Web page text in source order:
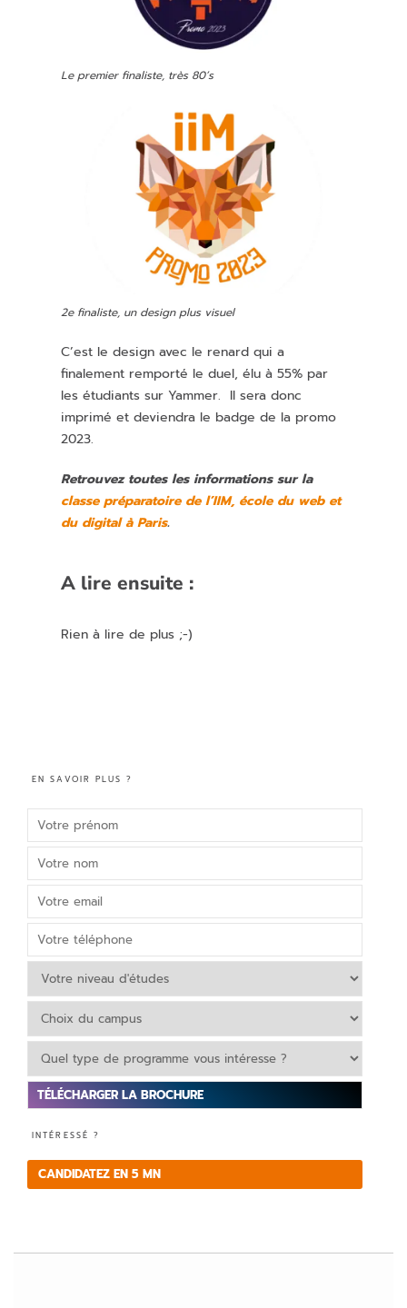
Le premier finaliste, très 80’s
2e finaliste, un design plus visuel
C’est le design avec le renard qui a
finalement remporté le duel, élu à 55% par
les étudiants sur Yammer. Il sera donc
imprimé et deviendra le badge de la promo
2023.
Retrouvez toutes les informations sur la
classe préparatoire de l’IIM, école du web et
du digital à Paris.
A lire ensuite :
Rien à lire de plus ;-)
EN SAVOIR PLUS ?
e
ui
ll
la
INTÉRESSÉ ?
CANDIDATEZ EN 5 MN